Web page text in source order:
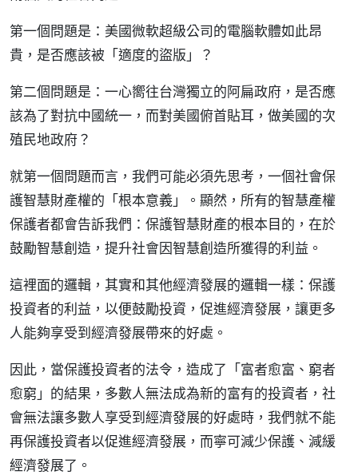
第一個問題是：美國微軟超級公司的電腦軟體如此昂
貴，是否應該被「適度的盜版」？
第二個問題是：一心嚮往台灣獨立的阿扁政府，是否應
該為了對抗中國統一，而對美國俯首貼耳，做美國的次
殖民地政府？
就第一個問題而言，我們可能必須先思考，一個社會保
護智慧財產權的「根本意義」。顯然，所有的智慧產權
保護者都會告訴我們：保護智慧財產的根本目的，在於
鼓勵智慧創造，提升社會因智慧創造所獲得的利益。
這裡面的邏輯，其實和其他經濟發展的邏輯一樣：保護
投資者的利益，以便鼓勵投資，促進經濟發展，讓更多
人能夠享受到經濟發展帶來的好處。
因此，當保護投資者的法令，造成了「富者愈富、窮者
愈窮」的結果，多數人無法成為新的富有的投資者，社
會無法讓多數人享受到經濟發展的好處時，我們就不能
再保護投資者以促進經濟發展，而寧可減少保護、減緩
經濟發展了。